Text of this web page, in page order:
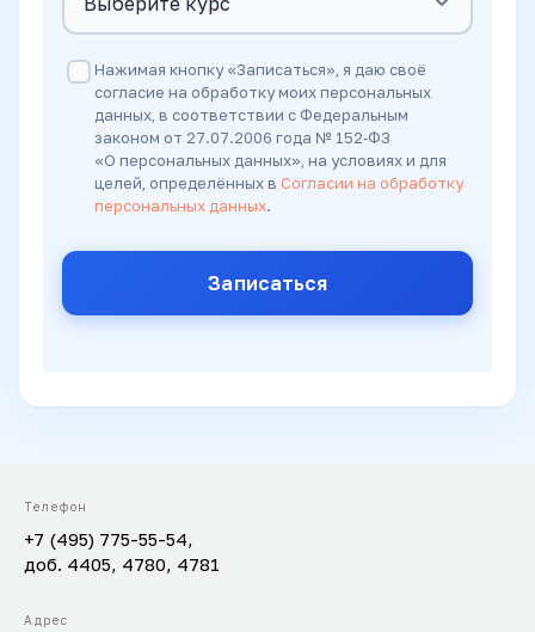
Нажимая кнопку «Записаться», я даю своё
согласие на обработку моих персональных
данных, в соответствии с Федеральным
законом от 27.07.2006 года № 152‑ФЗ
«О персональных данных», на условиях и для
целей, определённых в Согласии на обработку
персональных данных.
Записаться
Телефон
+7 (495) 775-55-54,
доб. 4405, 4780, 4781
Адрес